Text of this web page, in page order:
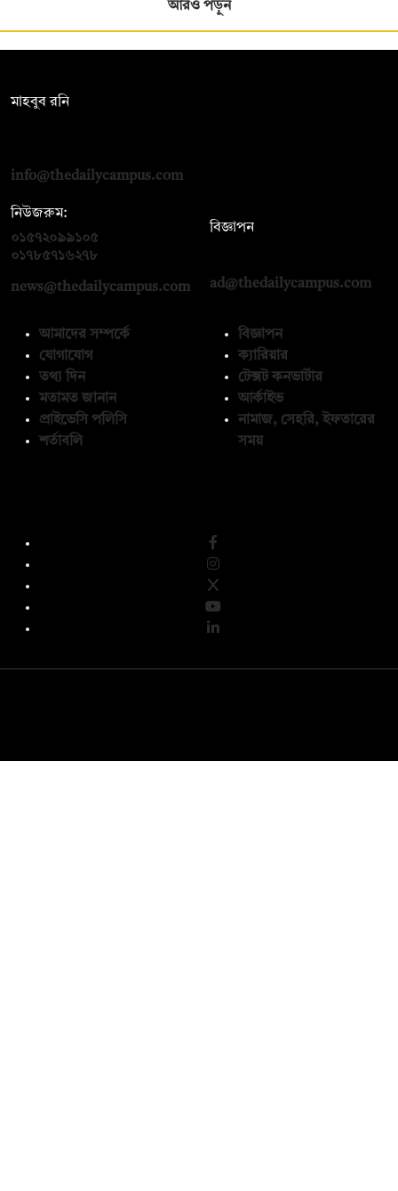
আরও পড়ুন
মাহবুব রনি
info@thedailycampus.com
নিউজরুম:
০১৫৭২০৯৯১০৫
০১৭৮৫৭১৬২৭৮
news@thedailycampus.com
বিজ্ঞাপন
ad@thedailycampus.com
আমাদের সম্পর্কে
যোগাযোগ
তথ্য দিন
মতামত জানান
প্রাইভেসি পলিসি
শর্তাবলি
বিজ্ঞাপন
ক্যারিয়ার
টেক্সট কনভার্টার
আর্কাইভ
নামাজ, সেহরি, ইফতারের
সময়